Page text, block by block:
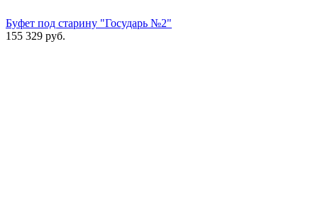
Буфет под старину "Государь №2"
155 329 руб.